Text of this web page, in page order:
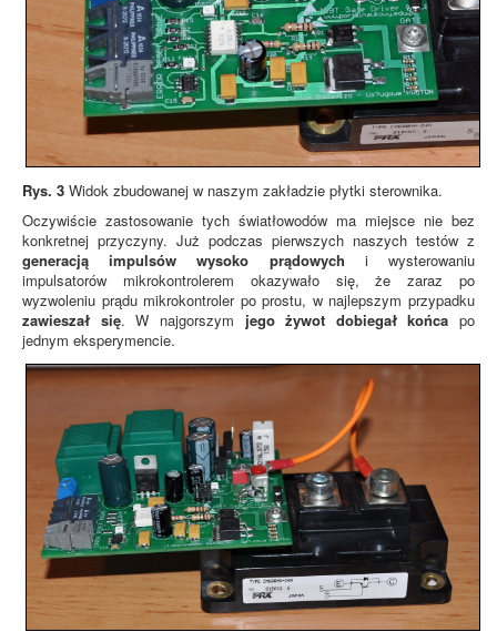
Rys. 3 Widok zbudowanej w naszym zakładzie płytki sterownika.
Oczywiście zastosowanie tych światłowodów ma miejsce nie bez
konkretnej przyczyny. Już podczas pierwszych naszych testów z
generacją impulsów wysoko prądowych i wysterowaniu
impulsatorów mikrokontrolerem okazywało się, że zaraz po
wyzwoleniu prądu mikrokontroler po prostu, w najlepszym przypadku
zawieszał się. W najgorszym jego żywot dobiegał końca po
jednym eksperymencie.